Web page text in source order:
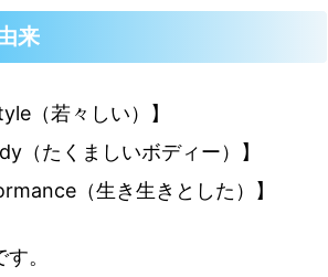
来
（若々しい）】
（たくましいボディー）】
（生き生きとした）】
。